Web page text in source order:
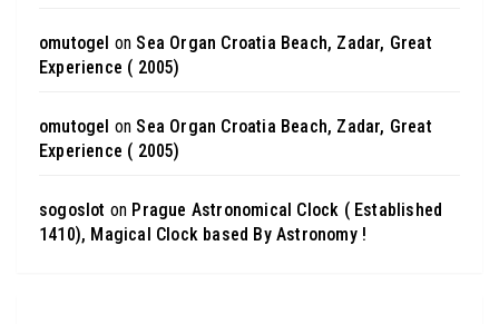
omutogel on Sea Organ Croatia Beach, Zadar, Great
Experience ( 2005)
omutogel on Sea Organ Croatia Beach, Zadar, Great
Experience ( 2005)
sogoslot on Prague Astronomical Clock ( Established
1410), Magical Clock based By Astronomy !